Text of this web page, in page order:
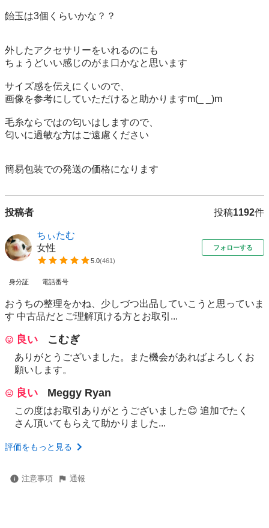
飴玉は3個くらいかな？？
外したアクセサリーをいれるのにも
ちょうどいい感じのがま口かなと思います
サイズ感を伝えにくいので、
画像を参考にしていただけると助かりますm(_ _)m
毛糸ならではの匂いはしますので、
匂いに過敏な方はご遠慮ください
簡易包装での発送の価格になります
投稿者 投稿1192件
ちぃたむ
女性
5.0(461)
フォローする
身分証 電話番号
おうちの整理をかね、少しづつ出品していこうと思っていま
す 中古品だとご理解頂ける方とお取引...
良い こむぎ
ありがとうございました。また機会があればよろしくお
願いします。
良い Meggy Ryan
この度はお取引ありがとうございました😊 追加でたく
さん頂いてもらえて助かりました...
評価をもっと見る
注意事項 通報